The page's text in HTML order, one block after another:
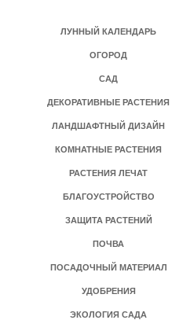
ЛУННЫЙ КАЛЕНДАРЬ
ОГОРОД
САД
ДЕКОРАТИВНЫЕ РАСТЕНИЯ
ЛАНДШАФТНЫЙ ДИЗАЙН
КОМНАТНЫЕ РАСТЕНИЯ
РАСТЕНИЯ ЛЕЧАТ
БЛАГОУСТРОЙСТВО
ЗАЩИТА РАСТЕНИЙ
ПОЧВА
ПОСАДОЧНЫЙ МАТЕРИАЛ
УДОБРЕНИЯ
ЭКОЛОГИЯ САДА